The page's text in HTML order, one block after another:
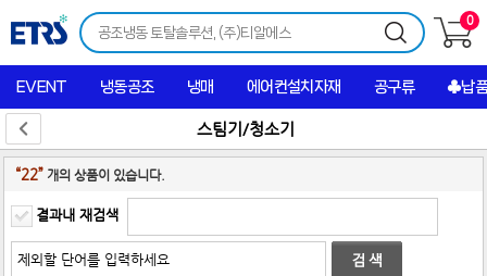
0
EVENT 냉동공조 냉매 에어컨설치자재 공구류 ♣납
스팀기/청소기
“22” 개의 상품이 있습니다.
결과내 재검색